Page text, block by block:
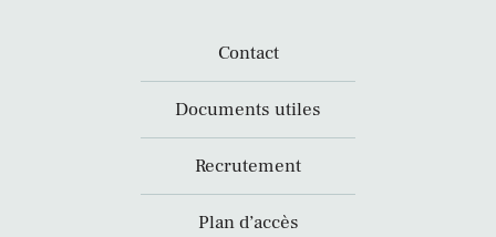
Contact
Documents utiles
Recrutement
Plan d’accès